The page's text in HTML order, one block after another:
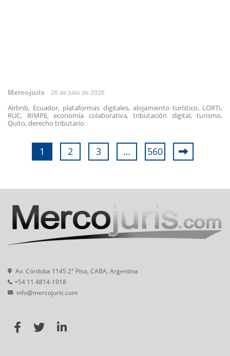
Mercojuris 26 de julio de 2026
Airbnb, Ecuador, plataformas digitales, alojamiento turístico, LORTI,
RUC, RIMPE, economía colaborativa, tributación digital, turismo,
Quito, derecho tributario
1 2 3 … 560
Av. Córdoba 1145 2° Piso, CABA, Argentina
+54 11 4814-1918
info@mercojuris.com